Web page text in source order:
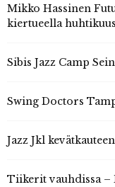
Mikko Hassinen
kiertueella
Sibis Jazz Camp
Swing Doctors
Jazz Jkl
Tiikerit vauhdissa –